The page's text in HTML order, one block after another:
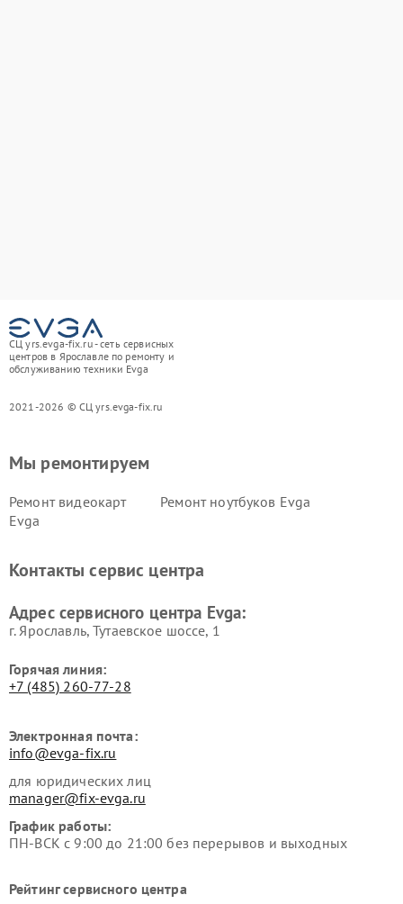
СЦ yrs.evga-fix.ru - сеть сервисных
центров в Ярославле по ремонту и
обслуживанию техники Evga
2021-2026 © СЦ yrs.evga-fix.ru
Мы ремонтируем
Ремонт видеокарт
Evga
Ремонт ноутбуков Evga
Контакты сервис центра
Адрес сервисного центра Evga:
г. Ярославль, Тутаевское шоссе, 1
Горячая линия:
+7 (485) 260-77-28
Электронная почта:
info@evga-fix.ru
для юридических лиц
manager@fix-evga.ru
График работы:
ПН-ВСК с 9:00 до 21:00 без перерывов и выходных
Рейтинг сервисного центра